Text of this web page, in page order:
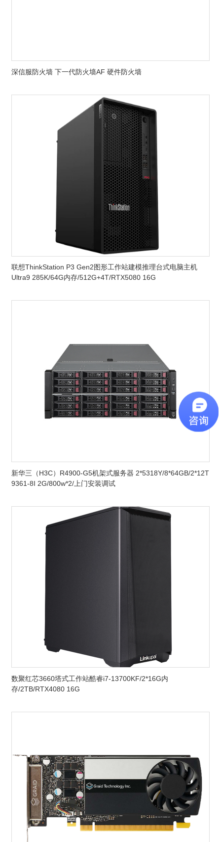
深信服防火墙 下一代防火墙AF 硬件防火墙
联想ThinkStation P3 Gen2图形工作站建模推理台式电脑主机
Ultra9 285K/64G内存/512G+4T/RTX5080 16G
新华三（H3C）R4900-G5机架式服务器 2*5318Y/8*64GB/2*12T
9361-8I 2G/800w*2/上门安装调试
数聚红芯3660塔式工作站酷睿i7-13700KF/2*16G内
存/2TB/RTX4080 16G